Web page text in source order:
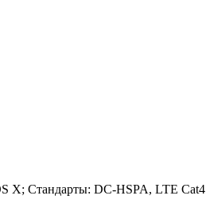
X; Стандарты: DC-HSPA, LTE Cat4